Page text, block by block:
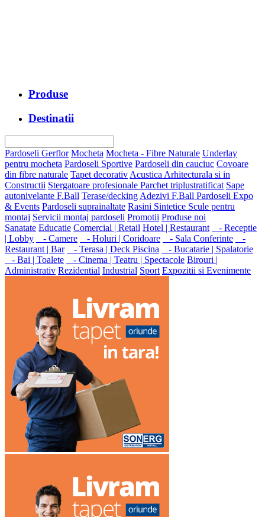
Produse
Destinatii
Pardoseli Gerflor Mocheta Mocheta - Fibre Naturale Underlay
pentru mocheta Pardoseli Sportive Pardoseli din cauciuc Covoare
din fibre naturale Tapet decorativAcustica Arhitecturala si in
Constructii Stergatoare profesionale Parchet triplustratificat Sape
autonivelante F.Ball Terase/deckingAdezivi F.Ball Pardoseli Expo
& Events Pardoseli suprainaltate Rasini Sintetice Scule pentru
montaj Servicii montaj pardoseli Promotii Produse noi
Sanatate Educatie Comercial | Retail Hotel | Restaurant
- Receptie
| Lobby
- Camere - Holuri | Coridoare - Sala Conferinte
-
Restaurant | Bar
- Terasa | Deck Piscina
- Bucatarie | Spalatorie
- Bai | Toalete
- Cinema | Teatru | Spectacole Birouri |
Administrativ Rezidential Industrial Sport Expozitii si Evenimente